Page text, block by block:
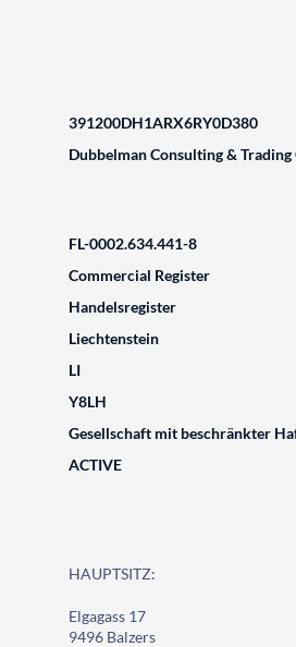
391200DH1ARX6RY0D380
Dubbelman Consulting & Trading
FL-0002.634.441-8
Commercial Register
Handelsregister
Liechtenstein
LI
Y8LH
Gesellschaft mit beschränkter
ACTIVE
HAUPTSITZ:
Elgagass 17
9496 Balzers